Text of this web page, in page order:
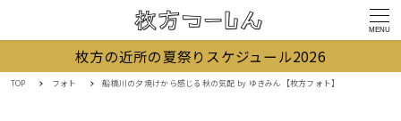
MENU
枚方の近所の夏祭りスケジュール2026
TOP フォト 船橋川の夕焼けから感じる秋の気配 by ゆきみん【枚方フォト】